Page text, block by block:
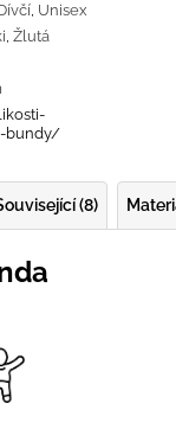
, Unisex
, Žlutá
bundy/
(8)